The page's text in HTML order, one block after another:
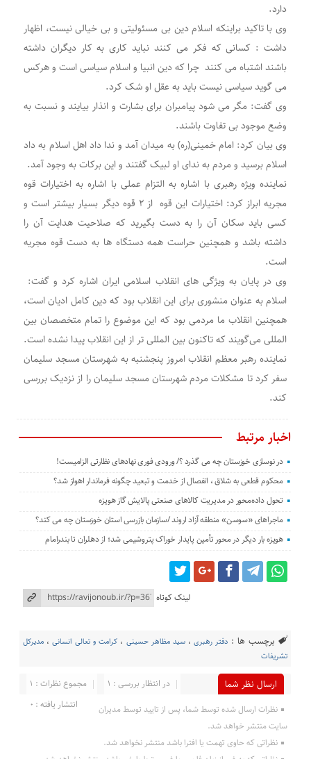
دارد.
وی با تاکید براینکه اسلام دین بی مسئولیتی و بی خیالی نیست، اظهار
داشت : کسانی که فکر می کنند نباید کاری به کار دیگران داشته
باشند اشتباه می کنند چرا که دین انبیا و اسلام سیاسی است و هرکس
می گوید سیاسی نیست باید به عقل او شک کرد.
وی گفت: مگر می شود پیامبران برای بشارت و انذار بیایند و نسبت به
وضع موجود بی تفاوت باشند.
وی بیان کرد: امام خمینی(ره) به میدان آمد و ندا داد اهل اسلام به داد
اسلام برسید و مردم به ندای او لبیک گفتند و این برکات به وجود آمد.
نماینده ویژه رهبری با اشاره به التزام عملی با اشاره به اختیارات قوه
مجریه ابراز کرد: اختیارات این قوه از ۲ قوه دیگر بسیار بیشتر است و
کسی باید سکان آن را به دست بگیرید که صلاحیت هدایت آن را
داشته باشد و همچنین حراست همه دستگاه ها به دست قوه مجریه
است.
وی در پایان به ویژگی های انقلاب اسلامی ایران اشاره کرد و گفت:
اسلام به عنوان منشوری برای این انقلاب بود که دین کامل ادیان است،
همچنین انقلاب ما مردمی بود که این موضوع را تمام متخصصان بین
المللی می‌گویند که تاکنون بین المللی تر از این انقلاب پیدا نشده است‌.
نماینده رهبر معظم انقلاب امروز پنجشنبه به شهرستان مسجد سلیمان
سفر کرد تا مشکلات مردم شهرستان مسجد سلیمان را از نزدیک بررسی
کند.
اخبار مرتبط
در نوسازی خوزستان چه می گذرد ؟/ ورودی فوری نهادهای نظارتی الزامیست!
محکوم قطعی به شلاق ، انفصال از خدمت و تبعید چگونه فرماندار اهواز شد؟
تحول داده‌محور در مدیریت کالاهای صنعتی پالایش گاز هویزه
ماجراهای «سوسن» منطقه آزاد اروند /سازمان بازرسی استان خوزستان چه می کند؟
هویزه بار دیگر در محور تأمین پایدار خوراک پتروشیمی شد؛ از دهلران تا بندرامام
لینک کوتاه
برچسب ها : دفتر رهبری ،سید مظاهر حسینی ، کرامت و تعالی انسانی، مدیرکل
تشریفات
ارسال نظر شما مجموع نظرات : 1
در انتظار بررسی : 1
انتشار یافته : 0
نظرات ارسال شده توسط شما، پس از تایید توسط مدیران
سایت منتشر خواهد شد.
نظراتی که حاوی تهمت یا افترا باشد منتشر نخواهد شد.